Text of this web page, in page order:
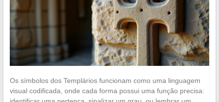
Os símbolos dos Templários funcionam como uma linguagem
visual codificada, onde cada forma possui uma função precisa: